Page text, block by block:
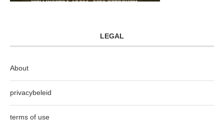
LEGAL
About
privacybeleid
terms of use